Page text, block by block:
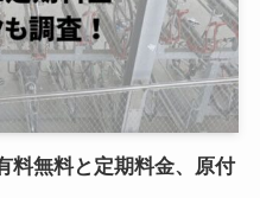
料無料と定期料金、原付